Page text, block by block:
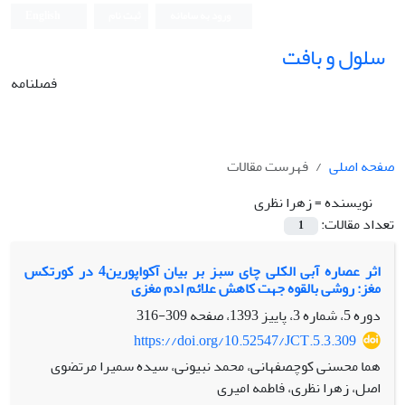
سلول و بافت
فصلنامه
صفحه اصلی
فهرست مقالات
نویسنده =زهرا نظری
تعداد مقالات:
1
اثر عصاره آبی الکلی چای سبز بر بیان آکواپورین4 در کورتکس
مغز: روشی بالقوه جهت کاهش علائم ادم مغزی
دوره 5، شماره 3، پاییز 1393، صفحه
309-316
https://doi.org/10.52547/JCT.5.3.309
هما محسنی کوچصفهانی، محمد نبیونی، سیده سمیرا مرتضوی
اصل، زهرا نظری، فاطمه امیری